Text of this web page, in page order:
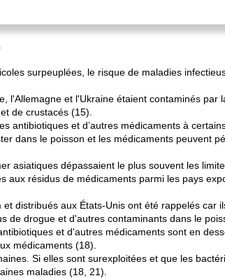
surpeuplées, le risque de maladies
l'Allemagne et l'Ukraine étaient contaminés par
de crustacés (15).
antibiotiques et d’autres médicaments à
dans le poisson et les médicaments peuvent
asiatiques dépassaient le plus souvent les
résidus de médicaments parmi les pays
distribués aux États-Unis ont été rappelés car
drogue et d'autres contaminants dans le
et d'autres médicaments sont en
médicaments (18).
Si elles sont surexploitées et que les
maladies (18, 21).